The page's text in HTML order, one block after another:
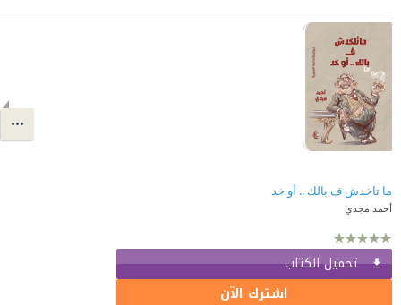
ما تاخدش ف بالك .. أو خد
أحمد مجدي
تحميل الكتاب
اشترك الآن